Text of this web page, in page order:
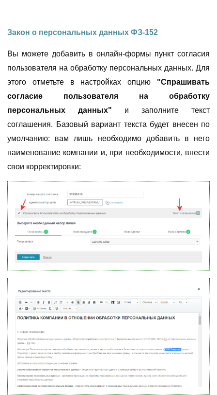
Закон о персональных данных ФЗ-152
Вы можете добавить в онлайн-формы пункт согласия
пользователя на обработку персональных данных. Для
этого отметьте в настройках опцию "Спрашивать
согласие пользователя на обработку
персональных данных" и заполните текст
соглашения. Базовый вариант текста будет внесен по
умолчанию: вам лишь необходимо добавить в него
наименование компании и, при необходимости, внести
свои корректировки: